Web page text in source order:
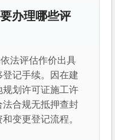
办理哪些评
法评估作价出具
记手续。因在建
划许可证施工许
合规无抵押查封
变更登记流程。